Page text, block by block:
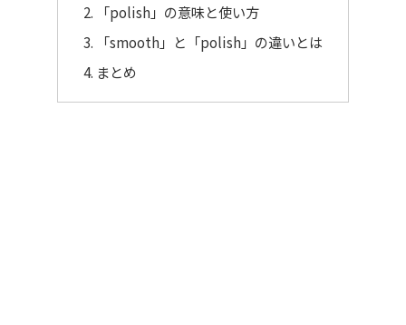
「polish」の意味と使い方
「smooth」と「polish」の違いとは
まとめ